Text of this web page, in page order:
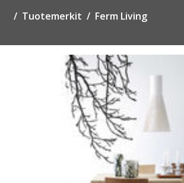
Tuotemerkit Ferm Living